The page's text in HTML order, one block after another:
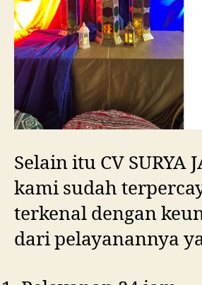
Selain itu CV SURYA
kami sudah
terkenal dengan
dari pelayanannya